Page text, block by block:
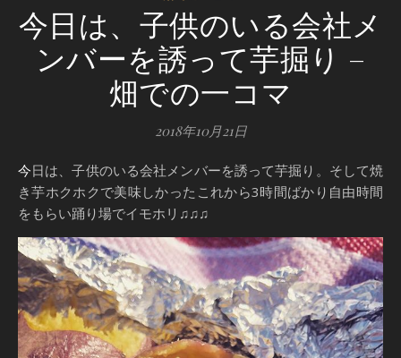
今日は、子供のいる会社メ
ンバーを誘って芋掘り –
畑での一コマ
2018年10月21日
今日は、子供のいる会社メンバーを誘って芋掘り。そして焼
き芋ホクホクで美味しかったこれから3時間ばかり自由時間
をもらい踊り場でイモホリ♫♫♫